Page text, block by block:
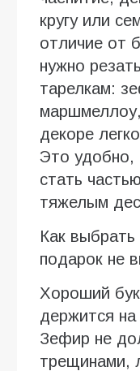
кругу или
отличие от
нужно
тарелкам:
декоре
Это удобно,
стать
тяжелым
Как
подарок не
Хороший
держится на
Зефир не
трещинами,